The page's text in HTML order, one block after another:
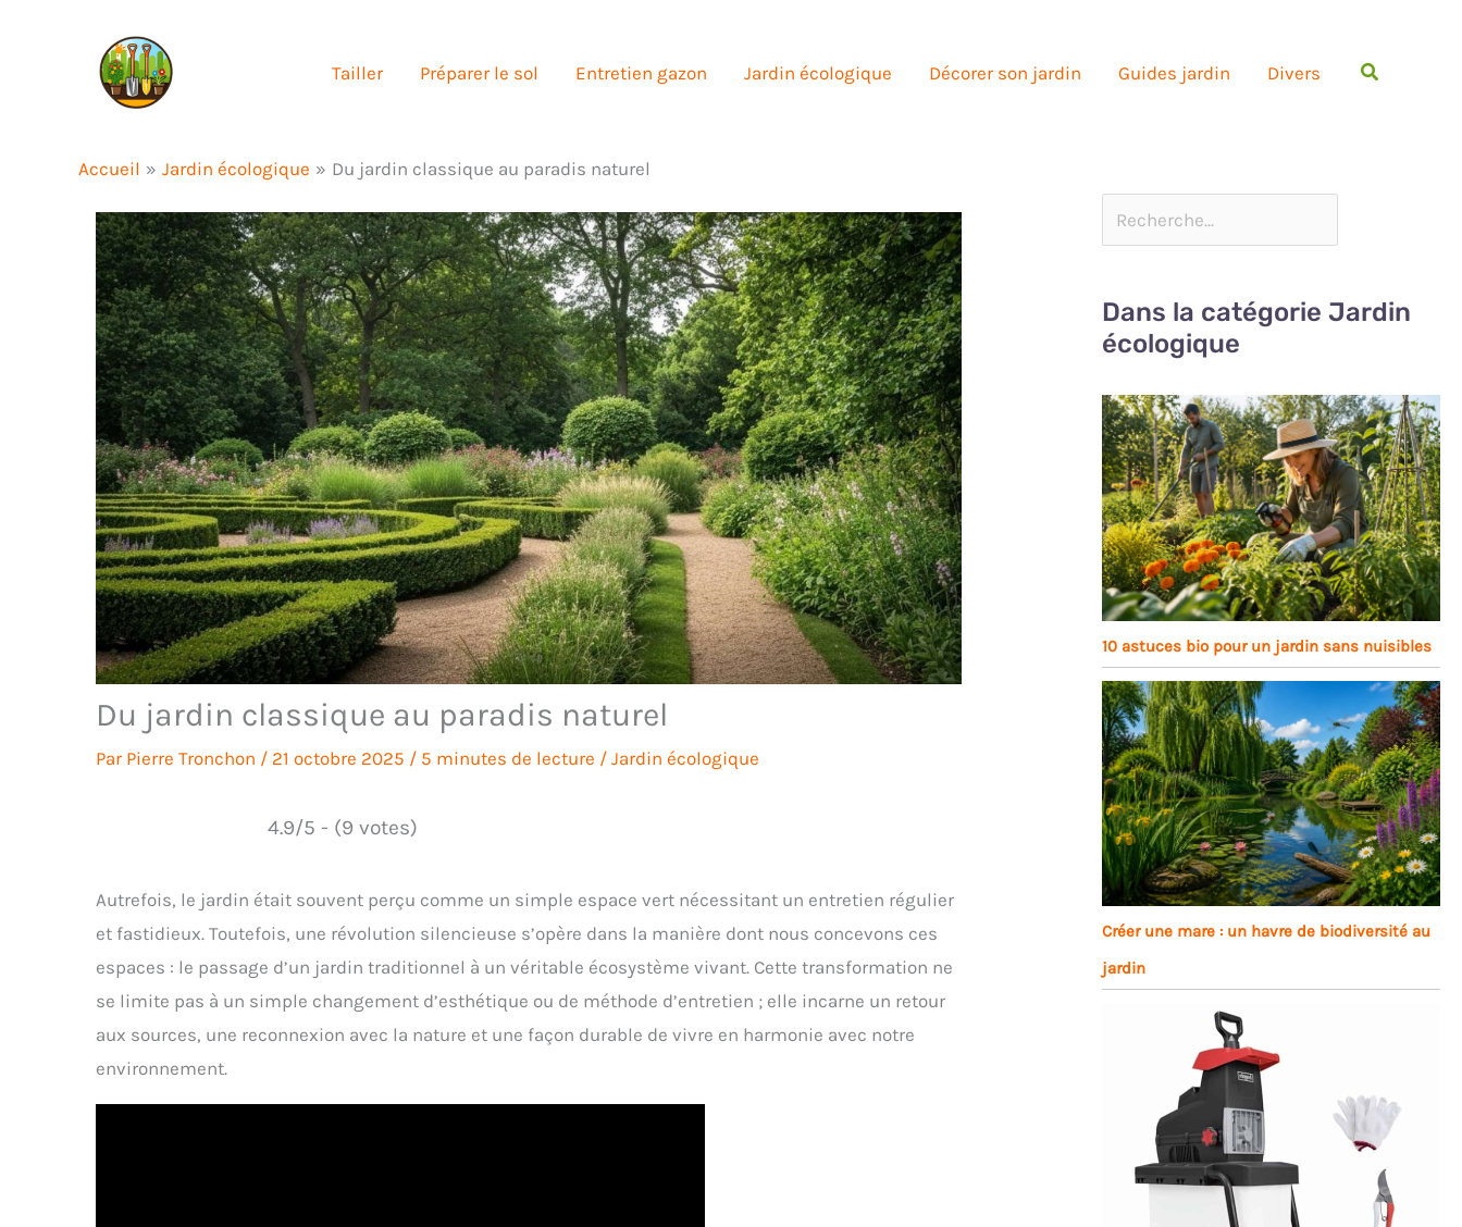
Tailler Préparer le sol Entretien gazon Jardin écologique Décorer son jardin Guides jardin Divers
Accueil Jardin écologique Du jardin classique au paradis naturel
Du jardin classique au paradis naturel
Par Pierre Tronchon / 21 octobre 2025 / 5 minutes de lecture / Jardin écologique
4.9/5 - (9 votes)
Autrefois, le jardin était souvent perçu comme un simple espace vert nécessitant un entretien régulier
et fastidieux. Toutefois, une révolution silencieuse s’opère dans la manière dont nous concevons ces
espaces : le passage d’un jardin traditionnel à un véritable écosystème vivant. Cette transformation ne
se limite pas à un simple changement d’esthétique ou de méthode d’entretien ; elle incarne un retour
aux sources, une reconnexion avec la nature et une façon durable de vivre en harmonie avec notre
environnement.
Dans la catégorie Jardin
écologique
10 astuces bio pour un jardin sans nuisibles
Créer une mare : un havre de biodiversité au
jardin